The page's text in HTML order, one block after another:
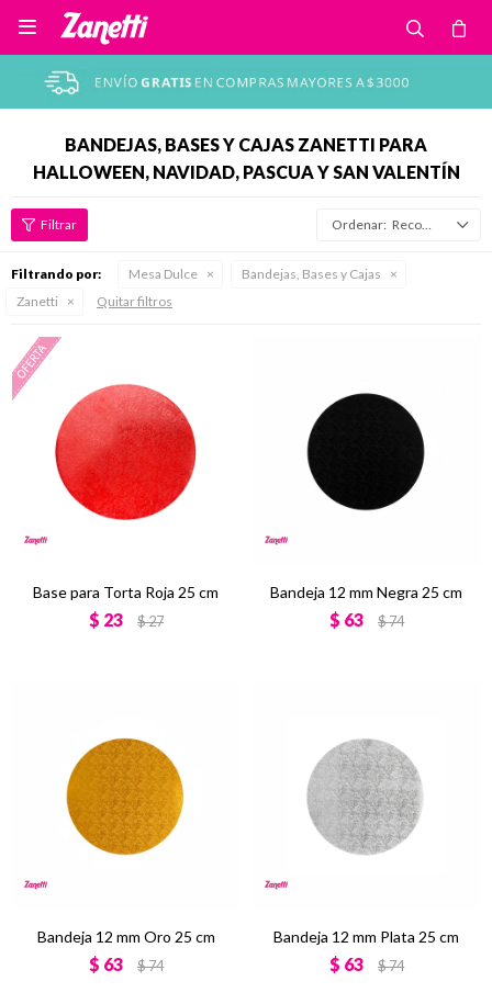

BANDEJAS, BASES Y CAJAS ZANETTI PARA
HALLOWEEN, NAVIDAD, PASCUA Y SAN VALENTÍN
Recomendados
Filtrando por: Mesa Dulce
Bandejas, Bases y Cajas
Zanetti
Quitar filtros
Base para Torta Roja 25 cm
$ 23 $27
Bandeja 12 mm Negra 25 cm
$ 63 $74
Bandeja 12 mm Oro 25 cm
$ 63 $74
Bandeja 12 mm Plata 25 cm
$ 63 $74